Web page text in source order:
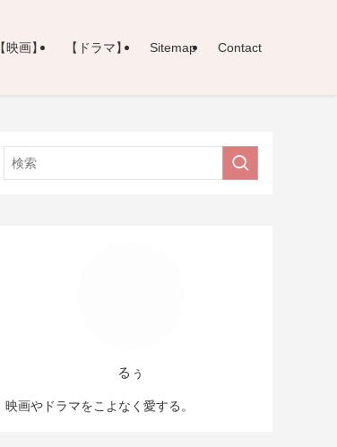
【映画】 【ドラマ】 Sitemap Contact
るぅ
映画やドラマをこよなく愛する。